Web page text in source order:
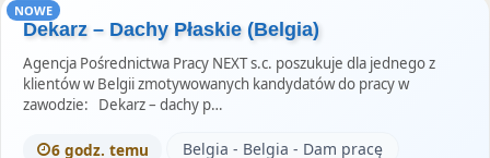
NOWE
Dekarz – Dachy Płaskie (Belgia)
Agencja Pośrednictwa Pracy NEXT s.c. poszukuje dla jednego z
klientów w Belgii zmotywowanych kandydatów do pracy w
zawodzie: Dekarz – dachy p…
6 godz. temu
Belgia - Belgia - Dam pracę